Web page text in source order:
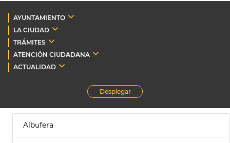
AYUNTAMIENTO
LA CIUDAD
TRÁMITES
ATENCIÓN CIUDADANA
ACTUALIDAD
Desplegar
Albufera